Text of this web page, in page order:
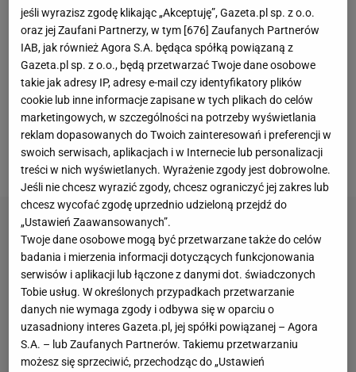
sportowe. "Tym samym cofnięto wcześniejsze
zalecenia z lutego 2022 oraz marca 2023 roku, które
zostały wprowadzone po wybuchu wojny na
Ukrainie . Decyzja obejmuje również zniesienie
dodatkowychśrodków ochronnych dotyczących
białoruskich zawodników" - pisał Dawid Franek ze
Sport.pl.
jeśli wyrazisz zgodę klikając „Akceptuję”, Gazeta.pl sp. z o.o.
oraz jej Zaufani Partnerzy, w tym [676] Zaufanych Partnerów
IAB, jak również Agora S.A. będąca spółką powiązaną z
Gazeta.pl sp. z o.o., będą przetwarzać Twoje dane osobowe
takie jak adresy IP, adresy e-mail czy identyfikatory plików
cookie lub inne informacje zapisane w tych plikach do celów
marketingowych, w szczególności na potrzeby wyświetlania
reklam dopasowanych do Twoich zainteresowań i preferencji w
swoich serwisach, aplikacjach i w Internecie lub personalizacji
treści w nich wyświetlanych. Wyrażenie zgody jest dobrowolne.
Jeśli nie chcesz wyrazić zgody, chcesz ograniczyć jej zakres lub
chcesz wycofać zgodę uprzednio udzieloną przejdź do
„Ustawień Zaawansowanych”.
Twoje dane osobowe mogą być przetwarzane także do celów
badania i mierzenia informacji dotyczących funkcjonowania
serwisów i aplikacji lub łączone z danymi dot. świadczonych
Tobie usług. W określonych przypadkach przetwarzanie
danych nie wymaga zgody i odbywa się w oparciu o
uzasadniony interes Gazeta.pl, jej spółki powiązanej – Agora
S.A. – lub Zaufanych Partnerów. Takiemu przetwarzaniu
możesz się sprzeciwić, przechodząc do „Ustawień